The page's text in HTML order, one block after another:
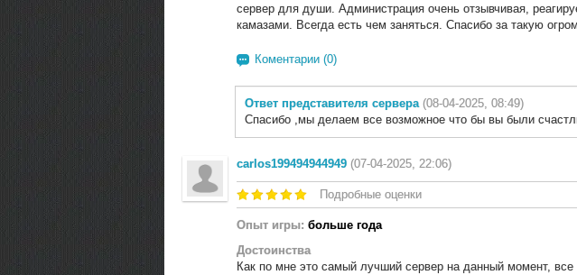
сервер для души. Администрация очень отзывчивая,
камазами. Всегда есть чем заняться. Спасибо за такую
Коментарии (0)
Ответ представителя сервера (08-04-2025, 08:49)
Спасибо ,мы делаем все возможное что бы вы были
carlos199494944949 (07-04-2025, 22:06)
Подробные оценки
Опыт игры: больше года
Достоинства
Как по мне это самый лучший сервер на данный момент, все